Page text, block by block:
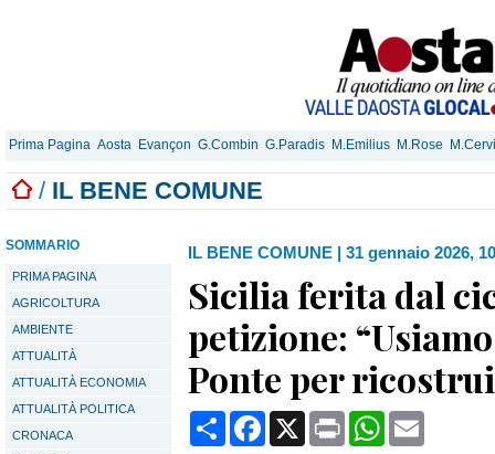
Prima Pagina Aosta Evançon G.Combin G.Paradis M.Emilius M.Rose
/ IL BENE COMUNE
SOMMARIO
PRIMA PAGINA
AGRICOLTURA
AMBIENTE
ATTUALITÀ
ATTUALITÀ ECONOMIA
ATTUALITÀ POLITICA
CRONACA
IL BENE COMUNE | 31 gennaio 2026,
Sicilia ferita dal
petizione:
Ponte per
CondividiFacebook
X Print WhatsApp